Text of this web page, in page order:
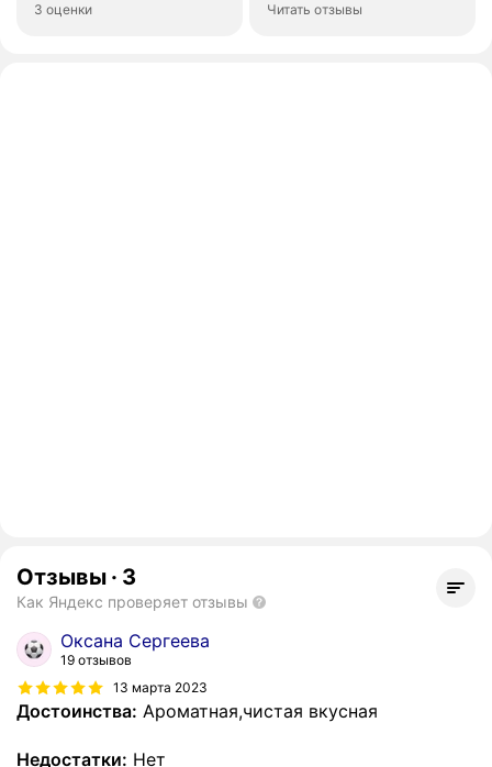
3 оценки Читать отзывы
Отзывы · 3
Как Яндекс проверяет отзывы
Оксана Сергеева
19 отзывов
13 марта 2023
Достоинства: Ароматная,чистая вкусная
Недостатки: Нет